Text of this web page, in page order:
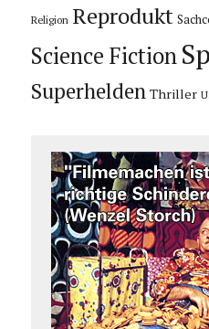
Religion Reprodukt
Science Fiction
Superhelden Thriller